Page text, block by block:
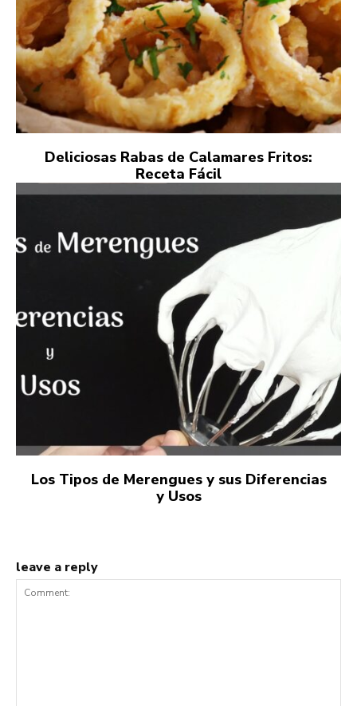
Deliciosas Rabas de Calamares Fritos:
Receta Fácil
Los Tipos de Merengues y sus Diferencias
y Usos
leave a reply